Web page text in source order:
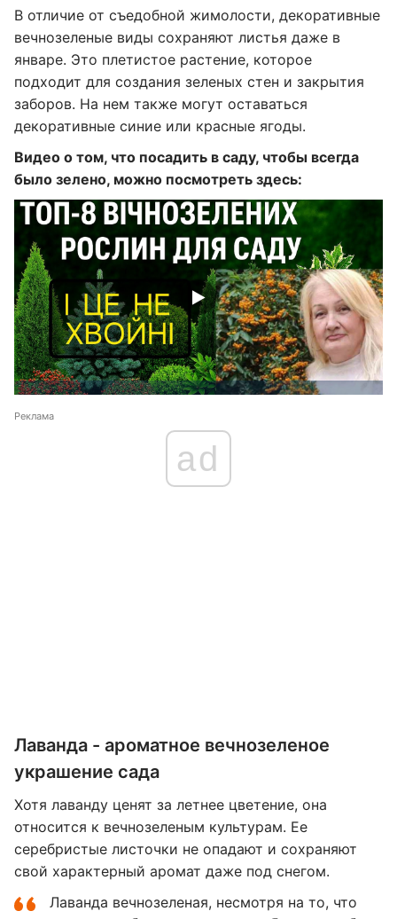
В отличие от съедобной жимолости, декоративные
вечнозеленые виды сохраняют листья даже в
январе. Это плетистое растение, которое
подходит для создания зеленых стен и закрытия
заборов. На нем также могут оставаться
декоративные синие или красные ягоды.
Видео о том, что посадить в саду, чтобы всегда
было зелено, можно посмотреть здесь:
Реклама
ad
Лаванда - ароматное вечнозеленое
украшение сада
Хотя лаванду ценят за летнее цветение, она
относится к вечнозеленым культурам. Ее
серебристые листочки не опадают и сохраняют
свой характерный аромат даже под снегом.
Лаванда вечнозеленая, несмотря на то, что